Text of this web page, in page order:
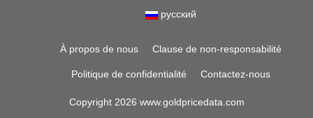
русский
À propos de nous Clause de non-responsabilité
Politique de confidentialité Contactez-nous
Copyright 2026 www.goldpricedata.com